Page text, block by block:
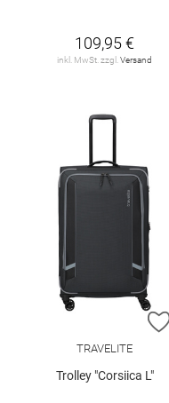
109,95 €
inkl. MwSt. zzgl. Versand
TRAVELITE
Trolley "Corsiica L"